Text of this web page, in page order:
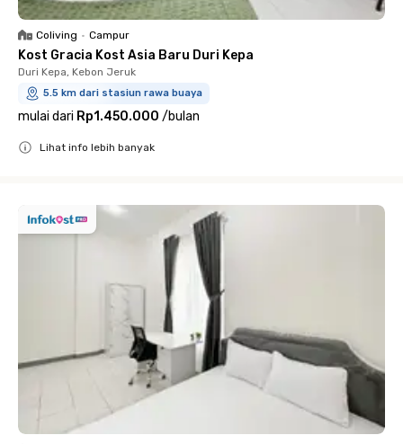
Coliving • Campur
Kost Gracia Kost Asia Baru Duri Kepa
Duri Kepa, Kebon Jeruk
5.5 km dari stasiun rawa buaya
mulai dari Rp1.450.000 /bulan
Lihat info lebih banyak